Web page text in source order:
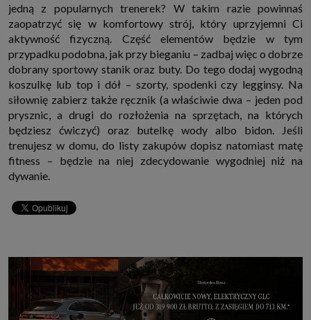
jedną z popularnych trenerek? W takim razie powinnaś
zaopatrzyć się w komfortowy strój, który uprzyjemni Ci
aktywność fizyczną. Część elementów będzie w tym
przypadku podobna, jak przy bieganiu – zadbaj więc o dobrze
dobrany sportowy stanik oraz buty. Do tego dodaj wygodną
koszulkę lub top i dół – szorty, spodenki czy legginsy. Na
siłownię zabierz także ręcznik (a właściwie dwa – jeden pod
prysznic, a drugi do rozłożenia na sprzętach, na których
będziesz ćwiczyć) oraz butelkę wody albo bidon. Jeśli
trenujesz w domu, do listy zakupów dopisz natomiast matę
fitness – będzie na niej zdecydowanie wygodniej niż na
dywanie.